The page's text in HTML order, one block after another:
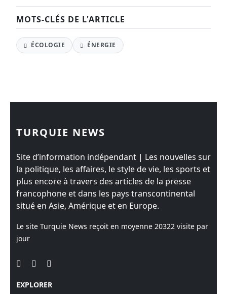
MOTS-CLÉS DE L'ARTICLE
ÉCOLOGIE ÉNERGIE
TURQUIE NEWS
Site d’information indépendant | Les nouvelles sur
la politique, les affaires, le style de vie, les sports et
plus encore à travers des articles de la presse
francophone et dans les pays transcontinental
situé en Asie, Amérique et en Europe.
Le site Turquie News reçoit en moyenne 20322 visite par
jour
EXPLORER